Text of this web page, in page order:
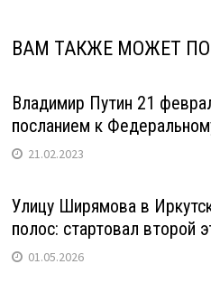
ВАМ ТАКЖЕ МОЖЕТ
Владимир Путин 21
посланием к
21.02.2023
Улицу Ширямова в
полос: стартовал второй
01.05.2026